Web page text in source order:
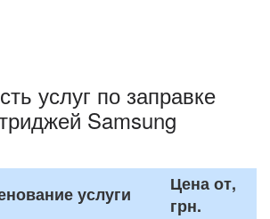
услуг по заправке
Samsung
услуги
Цена от,
грн.